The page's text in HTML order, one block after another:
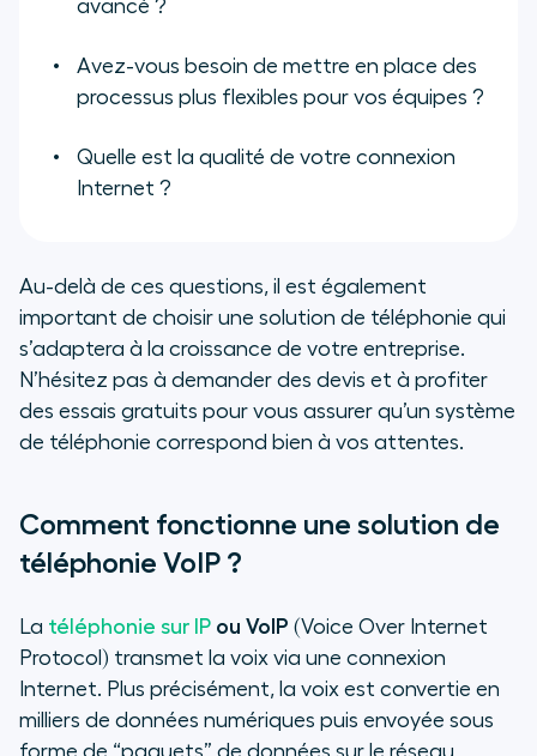
avancé ?
Avez-vous besoin de mettre en place des
processus plus flexibles pour vos équipes ?
Quelle est la qualité de votre connexion
Internet ?
Au-delà de ces questions, il est également
important de choisir une solution de téléphonie qui
s’adaptera à la croissance de votre entreprise.
N’hésitez pas à demander des devis et à profiter
des essais gratuits pour vous assurer qu’un système
de téléphonie correspond bien à vos attentes.
Comment fonctionne une solution de
téléphonie VoIP ?
La téléphonie sur IP ou VoIP (Voice Over Internet
Protocol) transmet la voix via une connexion
Internet. Plus précisément, la voix est convertie en
milliers de données numériques puis envoyée sous
forme de “paquets” de données sur le réseau